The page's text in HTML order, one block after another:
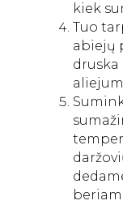
kiek
Tuo
abiejų
druska